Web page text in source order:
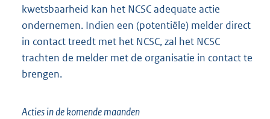
kwetsbaarheid kan het NCSC adequate actie
ondernemen. Indien een (potentiële) melder direct
in contact treedt met het NCSC, zal het NCSC
trachten de melder met de organisatie in contact te
brengen.
Acties in de komende maanden